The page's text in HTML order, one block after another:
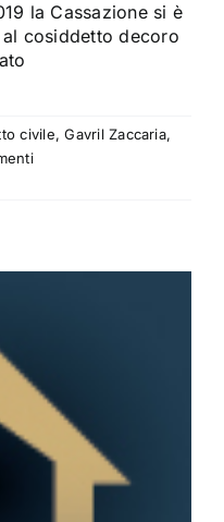
la Cassazione si è
cosiddetto decoro
civile,Gavril Zaccaria,